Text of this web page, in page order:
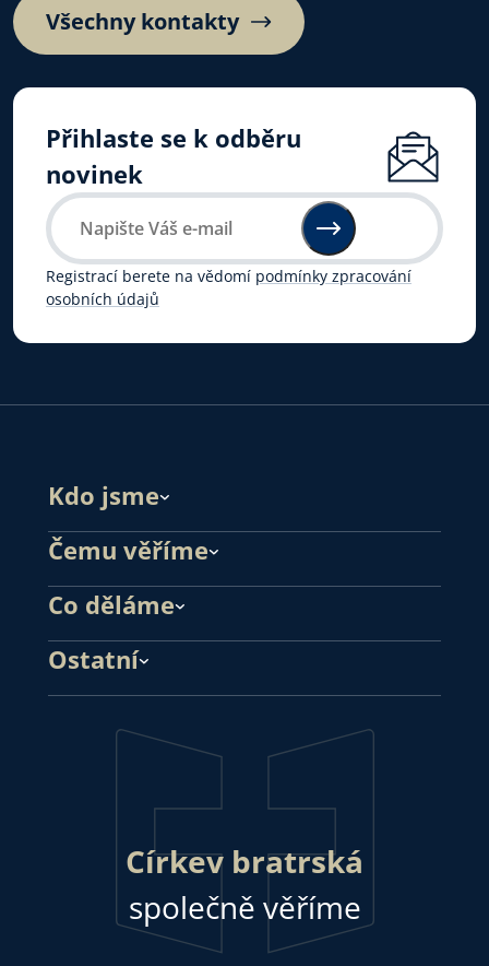
Všechny kontakty
Přihlaste se k odběru
novinek
Registrací berete na vědomí podmínky zpracování
osobních údajů
Kdo jsme
Čemu věříme
Co děláme
Ostatní
Církev bratrská
společně věříme